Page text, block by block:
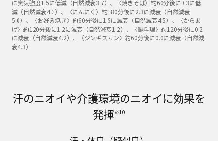
に臭気強度1.5に低減（自然減衰3.7）、〈焼きそば〉約60分後に0.3に低
減（自然減衰4.3）、〈にんにく〉約180分後に2.3に減衰（自然減衰
5.0）、〈お好み焼き〉約60分後に1.5に減衰（自然減衰4.5）、〈からあ
げ〉約120分後に1.2に減衰（自然減衰1.2）、〈鍋料理〉約120分後に0.2
に減衰（自然減衰4.2）、〈ジンギスカン〉約60分後に0.0に減衰（自然減
衰4.3）
汗のニオイや介護環境のニオイに効果を
発揮※10